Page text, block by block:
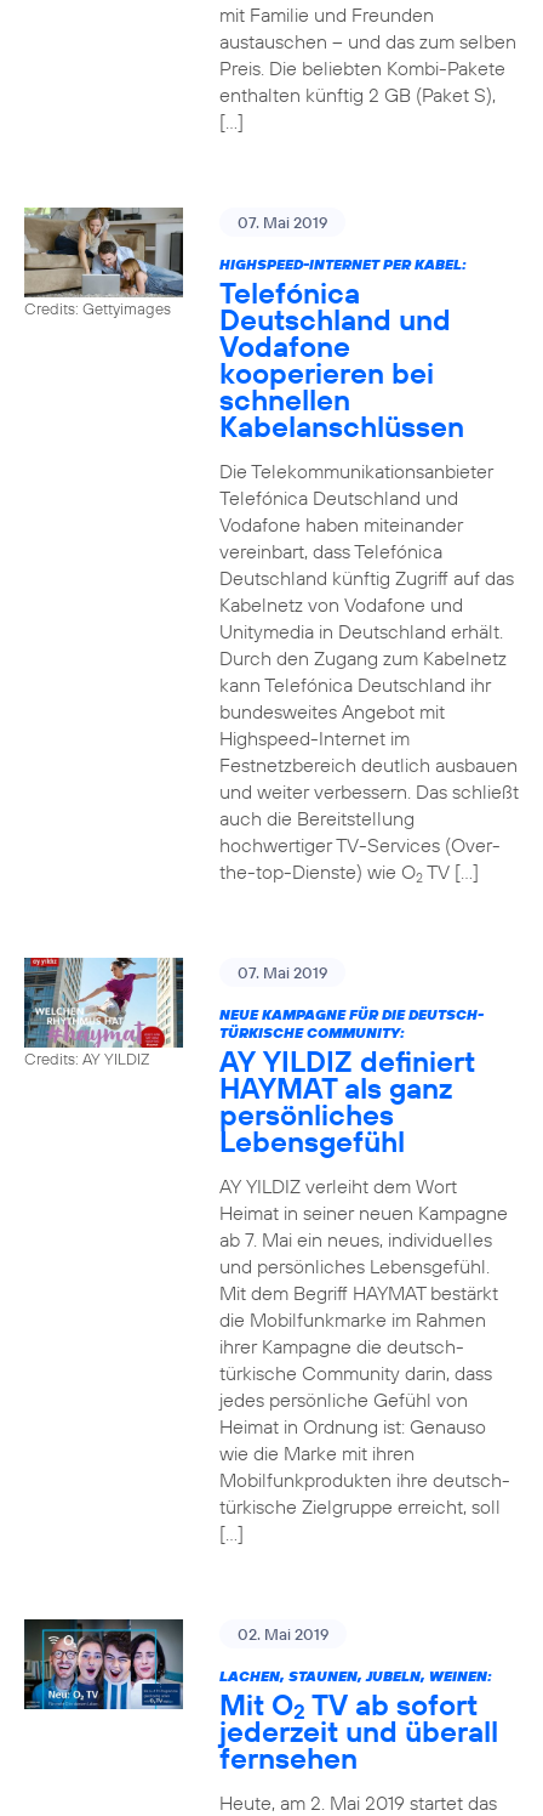
mit Familie und Freunden
austauschen – und das zum selben
Preis. Die beliebten Kombi-Pakete
enthalten künftig 2 GB (Paket S),
[…]
Credits: Gettyimages
07. Mai 2019
HIGHSPEED-INTERNET PER KABEL:
Telefónica
Deutschland und
Vodafone
kooperieren bei
schnellen
Kabelanschlüssen
Die Telekommunikationsanbieter
Telefónica Deutschland und
Vodafone haben miteinander
vereinbart, dass Telefónica
Deutschland künftig Zugriff auf das
Kabelnetz von Vodafone und
Unitymedia in Deutschland erhält.
Durch den Zugang zum Kabelnetz
kann Telefónica Deutschland ihr
bundesweites Angebot mit
Highspeed-Internet im
Festnetzbereich deutlich ausbauen
und weiter verbessern. Das schließt
auch die Bereitstellung
hochwertiger TV-Services (Over-
the-top-Dienste) wie O2TV […]
Credits: AY YILDIZ
07. Mai 2019
NEUE KAMPAGNE FÜR DIE DEUTSCH-
TÜRKISCHE COMMUNITY:
AY YILDIZ definiert
HAYMAT als ganz
persönliches
Lebensgefühl
AY YILDIZ verleiht dem Wort
Heimat in seiner neuen Kampagne
ab 7. Mai ein neues, individuelles
und persönliches Lebensgefühl.
Mit dem Begriff HAYMAT bestärkt
die Mobilfunkmarke im Rahmen
ihrer Kampagne die deutsch-
türkische Community darin, dass
jedes persönliche Gefühl von
Heimat in Ordnung ist: Genauso
wie die Marke mit ihren
Mobilfunkprodukten ihre deutsch-
türkische Zielgruppe erreicht, soll
[…]
02. Mai 2019
LACHEN, STAUNEN, JUBELN, WEINEN:
Mit O2 TV ab sofort
jederzeit und überall
fernsehen
Heute, am 2. Mai 2019 startet das